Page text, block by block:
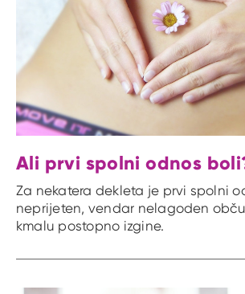
Ali prvi spolni odnos
Za nekatera dekleta je prvi spolni
neprijeten, vendar nelagoden
kmalu postopno izgine.